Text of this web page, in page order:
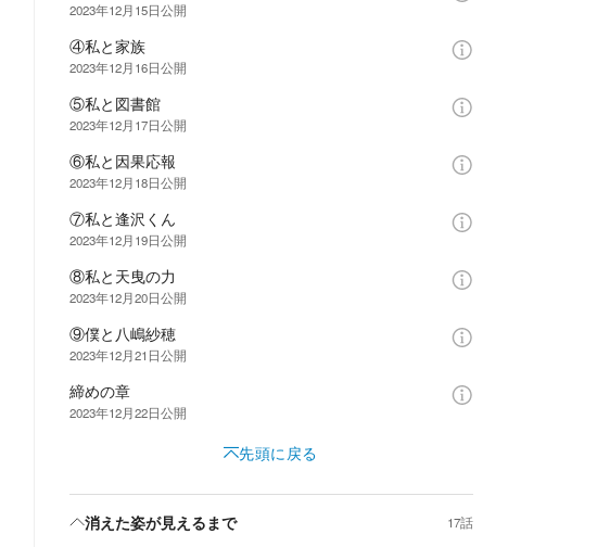
2023年12月15日公開
④私と家族
2023年12月16日公開
⑤私と図書館
2023年12月17日公開
⑥私と因果応報
2023年12月18日公開
⑦私と逢沢くん
2023年12月19日公開
⑧私と天曳の力
2023年12月20日公開
⑨僕と八嶋紗穂
2023年12月21日公開
締めの章
2023年12月22日公開
先頭に戻る
消えた姿が見えるまで 17話